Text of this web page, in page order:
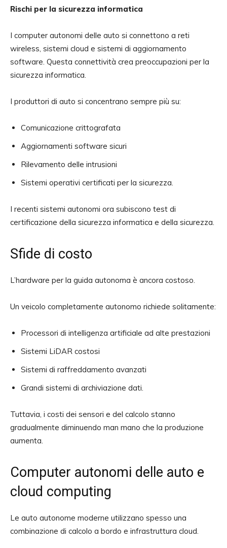
Rischi per la sicurezza informatica
I computer autonomi delle auto si connettono a reti
wireless, sistemi cloud e sistemi di aggiornamento
software. Questa connettività crea preoccupazioni per la
sicurezza informatica.
I produttori di auto si concentrano sempre più su:
Comunicazione crittografata
Aggiornamenti software sicuri
Rilevamento delle intrusioni
Sistemi operativi certificati per la sicurezza.
I recenti sistemi autonomi ora subiscono test di
certificazione della sicurezza informatica e della sicurezza.
Sfide di costo
L’hardware per la guida autonoma è ancora costoso.
Un veicolo completamente autonomo richiede solitamente:
Processori di intelligenza artificiale ad alte prestazioni
Sistemi LiDAR costosi
Sistemi di raffreddamento avanzati
Grandi sistemi di archiviazione dati.
Tuttavia, i costi dei sensori e del calcolo stanno
gradualmente diminuendo man mano che la produzione
aumenta.
Computer autonomi delle auto e
cloud computing
Le auto autonome moderne utilizzano spesso una
combinazione di calcolo a bordo e infrastruttura cloud.